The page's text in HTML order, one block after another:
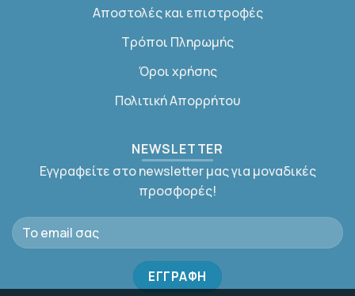
Αποστολές και επιστροφές
Τρόποι Πληρωμής
Όροι χρήσης
Πολιτική Απορρήτου
NEWSLETTER
Εγγραφείτε στο newsletter μας για μοναδικές
προσφορές!